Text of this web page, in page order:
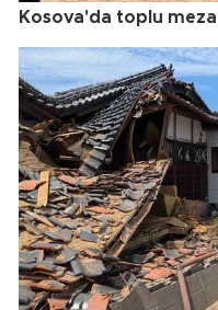
Kosova'da toplu